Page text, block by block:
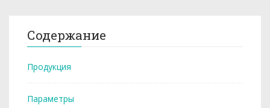
Содержание
Продукция
Параметры